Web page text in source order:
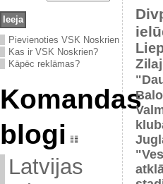
Pievienoties VSK Noskrien
Kas ir VSK Noskrien?
Kāpēc reklāmas?
Komandas
blogi
Latvijas